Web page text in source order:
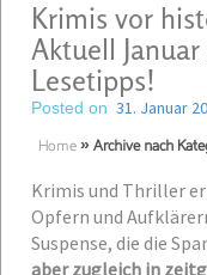
Krimis vor
Aktuell
Lesetipps!
Posted on 31. Januar
Home » Archive nach
Krimis und Thriller
Opfern und
Suspense, die die
aber zugleich in